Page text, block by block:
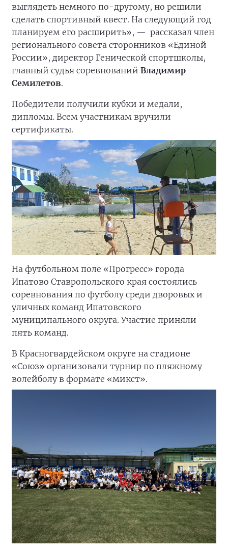
выглядеть немного по-другому, но решили
сделать спортивный квест. На следующий год
планируем его расширить», — рассказал член
регионального совета сторонников «Единой
России», директор Генической спортшколы,
главный судья соревнований Владимир
Семилетов.
Победители получили кубки и медали,
дипломы. Всем участникам вручили
сертификаты.
На футбольном поле «Прогресс» города
Ипатово Ставропольского края состоялись
соревнования по футболу среди дворовых и
уличных команд Ипатовского
муниципального округа. Участие приняли
пять команд.
В Красногвардейском округе на стадионе
«Союз» организовали турнир по пляжному
волейболу в формате «микст».